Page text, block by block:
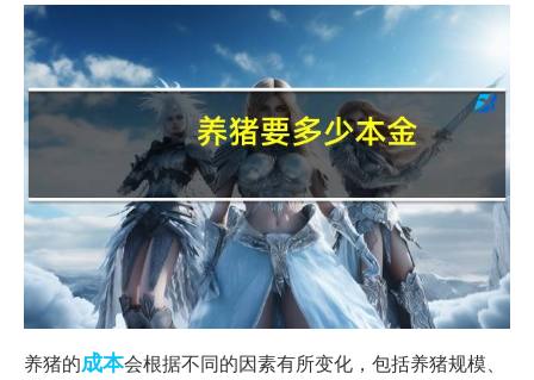
养猪的成本会根据不同的因素有所变化，包括养猪规模、